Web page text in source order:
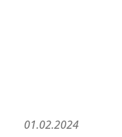
01.02.2024